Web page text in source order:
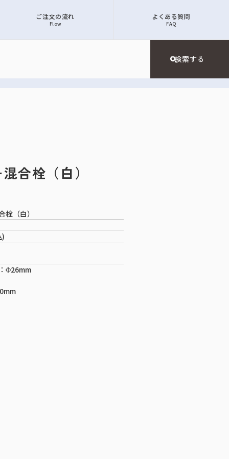
ご注文の流れ
Flow
よくある質問
FAQ
合栓（白）
栓（白）
)
Φ26mm